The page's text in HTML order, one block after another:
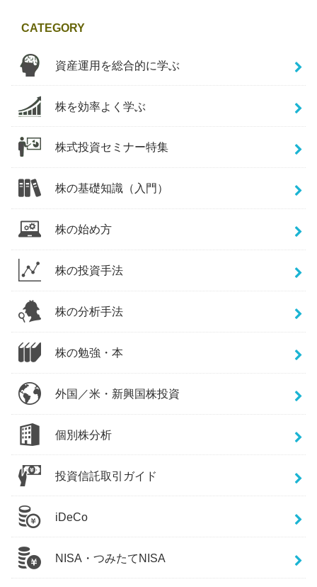
CATEGORY
資産運用を総合的に学ぶ
株を効率よく学ぶ
株式投資セミナー特集
株の基礎知識（入門）
株の始め方
株の投資手法
株の分析手法
株の勉強・本
外国／米・新興国株投資
個別株分析
投資信託取引ガイド
iDeCo
NISA・つみたてNISA